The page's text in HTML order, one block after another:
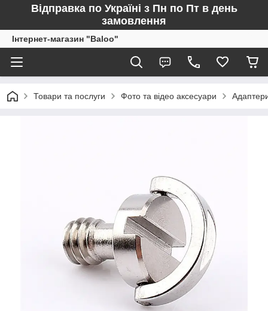
Відправка по Україні з Пн по Пт в день
замовлення
Інтернет-магазин "Baloo"
Товари та послуги Фото та відео аксесуари